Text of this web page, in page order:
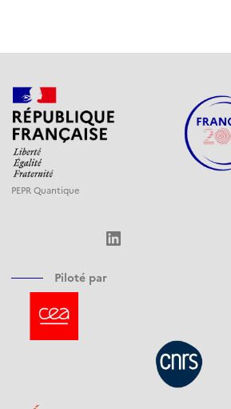
PEPR Quantique
LinkedIn
Piloté par